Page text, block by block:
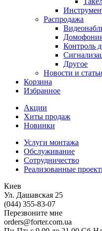
Распродажа
Контроль
Другое
Новости и статьи
Корзина
Избранное
Акции
Хиты продаж
Новинки
Услуги монтажа
Обслуживание
Сотрудничество
Реализованные
Киев
Ул. Дашавская 25
(044) 355-83-07
Перезвоните мне
orders@forter.com.ua